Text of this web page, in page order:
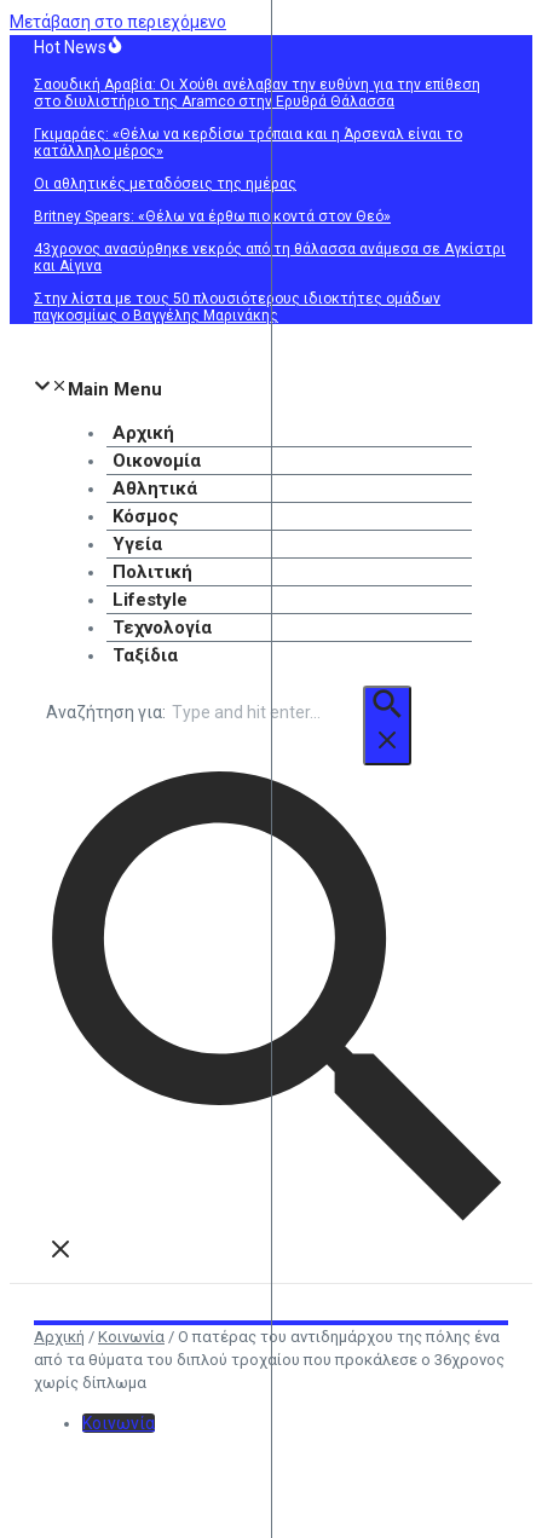
Μετάβαση στο περιεχόμενο
Hot News
Σαουδική Αραβία: Οι Χούθι ανέλαβαν την ευθύνη για την επίθεση
στο διυλιστήριο της Aramco στην Ερυθρά Θάλασσα
Γκιμαράες: «Θέλω να κερδίσω τρόπαια και η Άρσεναλ είναι το
κατάλληλο μέρος»
Οι αθλητικές μεταδόσεις της ημέρας
Britney Spears: «Θέλω να έρθω πιο κοντά στον Θεό»
43χρονος ανασύρθηκε νεκρός από τη θάλασσα ανάμεσα σε Αγκίστρι
και Αίγινα
Στην λίστα με τους 50 πλουσιότερους ιδιοκτήτες ομάδων
παγκοσμίως ο Βαγγέλης Μαρινάκης
Main Menu
Αρχική
Οικονομία
Αθλητικά
Κόσμος
Υγεία
Πολιτική
Lifestyle
Τεχνολογία
Ταξίδια
Αναζήτηση για:
Αρχική / Κοινωνία / Ο πατέρας του αντιδημάρχου της πόλης ένα
από τα θύματα του διπλού τροχαίου που προκάλεσε ο 36χρονος
χωρίς δίπλωμα
Κοινωνία